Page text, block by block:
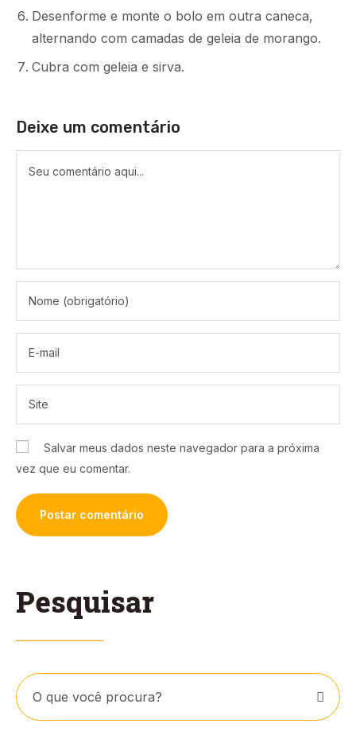
Pesquisar
Desenforme e monte o bolo em outra caneca,
alternando com camadas de geleia de morango.
Cubra com geleia e sirva.
Deixe um comentário
Salvar meus dados neste navegador para a próxima
vez que eu comentar.